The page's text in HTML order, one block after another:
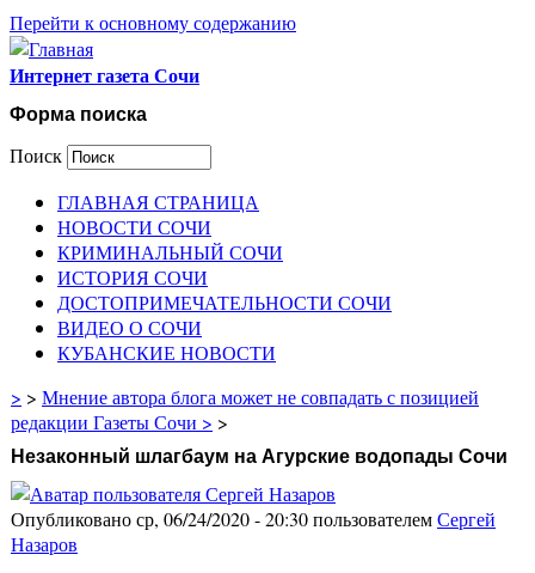
Перейти к основному содержанию
Интернет газета Сочи
Форма поиска
Поиск
ГЛАВНАЯ СТРАНИЦА
НОВОСТИ СОЧИ
КРИМИНАЛЬНЫЙ СОЧИ
ИСТОРИЯ СОЧИ
ДОСТОПРИМЕЧАТЕЛЬНОСТИ СОЧИ
ВИДЕО О СОЧИ
КУБАНСКИЕ НОВОСТИ
> > Мнение автора блога может не совпадать с позицией
редакции Газеты Сочи > >
Незаконный шлагбаум на Агурские водопады Сочи
Опубликовано ср, 06/24/2020 - 20:30 пользователемСергей
Назаров